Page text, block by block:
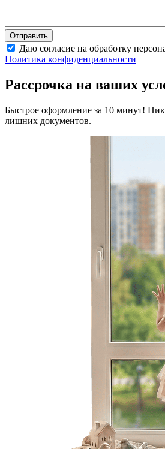
Даю согласие на обработку
Политика конфиденциальности
Рассрочка на ваших
Быстрое оформление за 10 минут!
лишних документов.